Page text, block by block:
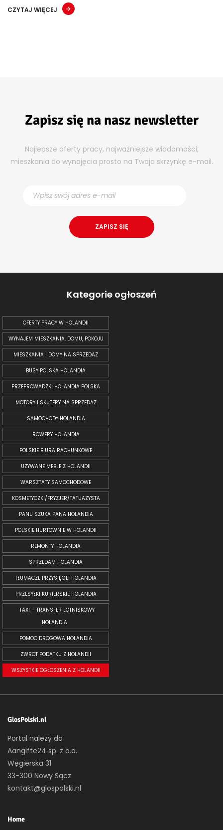
CZYTAJ WIĘCEJ
Zapisz się na nasz newsletter
Najlepsze oferty pracy, najważniejsze wiadomości,
mieszkania do wynajęcia prosto na Twoja skrzynkę e-mail.
Kategorie ogłoszeń
OFERTY PRACY W HOLANDII
WYNAJEM MIESZKANIA, DOMU, POKOJU
MIESZKANIA I DOMY NA SPRZEDAŻ
BUSY POLSKA HOLANDIA
PRZEPROWADZKI HOLANDIA POLSKA
MOTORY I SKUTERY NA SPRZEDAŻ
SAMOCHODY HOLANDIA
ROWERY HOLANDIA
POLSKIE BIURA RACHUNKOWE
UŻYWANE MEBLE Z HOLANDII
WARSZTATY SAMOCHODOWE
KOSMETYCZKI/FRYZJER/TATUAŻYSTA
PANU SZUKA PANA HOLANDIA
POLSKIE HURTOWNIE W HOLANDII
REMONTY HOLANDIA
SPRZEDAM HOLANDIA
TŁUMACZE PRZYSIĘGLI HOLANDIA
PRZESYŁKI KURIERSKIE HOLANDIA
TAXI – TRANSFER LOTNISKOWY
HOLANDIA
POMOC DROGOWA HOLANDIA
ZWROT PODATKU Z HOLANDII
WSZYSTKIE OGŁOSZENIA Z HOLANDII
GlosPolski.nl
Portal należy do
Aangifte24 sp. z o.o.
Węgierska 31
33-300 Nowy Sącz
kontakt@glospolski.nl
Home